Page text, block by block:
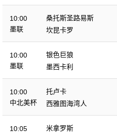
10:00
墨联
桑托斯圣路易斯
坎昆卡罗
10:00
墨联
银色巨狼
墨西卡利
10:00
中北美杯
托卢卡
西雅图海湾人
10:05 米拿罗斯